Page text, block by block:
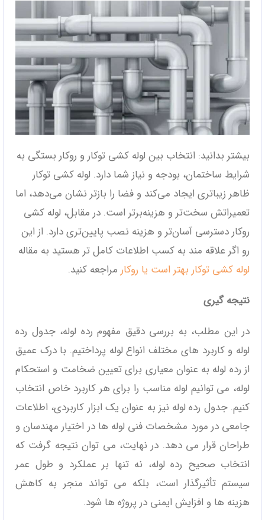
بیشتر بدانید: انتخاب بین لوله کشی توکار و روکار بستگی به
شرایط ساختمان، بودجه و نیاز شما دارد. لوله کشی توکار
ظاهر زیباتری ایجاد می‌کند و فضا را بازتر نشان می‌دهد، اما
تعمیراتش سخت‌تر و هزینه‌برتر است. در مقابل، لوله کشی
روکار دسترسی آسان‌تر و هزینه نصب پایین‌تری دارد. از این
رو اگر علاقه مند به کسب اطلاعات کامل تر هستید به مقاله
لوله کشی توکار بهتر است یا روکارمراجعه کنید.
نتیجه گیری
در این مطلب، به بررسی دقیق مفهوم رده لوله، جدول رده
لوله و کاربرد های مختلف انواع لوله پرداختیم. با درک عمیق
از رده لوله به‌ عنوان معیاری برای تعیین ضخامت و استحکام
لوله، می‌ توانیم لوله مناسب را برای هر کاربرد خاص انتخاب
کنیم. جدول رده لوله نیز به عنوان یک ابزار کاربردی، اطلاعات
جامعی در مورد مشخصات فنی لوله‌ ها در اختیار مهندسان و
طراحان قرار می ‌دهد. در نهایت، می ‌توان نتیجه گرفت که
انتخاب صحیح رده لوله، نه تنها بر عملکرد و طول عمر
سیستم تأثیرگذار است، بلکه می ‌تواند منجر به کاهش
هزینه‌ ها و افزایش ایمنی در پروژه‌ ها شود.